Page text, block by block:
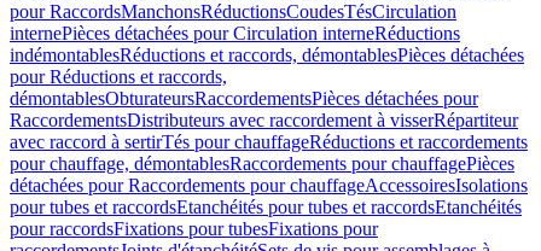
pour RaccordsManchonsRéductionsCoudesTésCirculation
internePièces détachées pour Circulation interneRéductions
indémontablesRéductions et raccords, démontablesPièces détachées
pour Réductions et raccords,
démontablesObturateursRaccordementsPièces détachées pour
RaccordementsDistributeurs avec raccordement à visserRépartiteur
avec raccord à sertirTés pour chauffageRéductions et raccordements
pour chauffage, démontablesRaccordements pour chauffagePièces
détachées pour Raccordements pour chauffageAccessoiresIsolations
pour tubes et raccordsEtanchéités pour tubes et raccordsEtanchéités
pour raccordsFixations pour tubesFixations pour